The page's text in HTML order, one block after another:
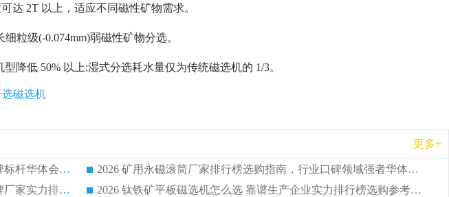
达 2T 以上，适应不同磁性矿物需求。
粒级(-0.074mm)弱磁性矿物分选。
降低 50% 以上;湿式分选耗水量仅为传统磁选机的 1/3。
磁选机
更多+
2026 矿用永磁滚筒厂家排行榜选购干货指南 行业口碑标杆华体会手机网页版-华体会(中国) 实力出众
2026 矿用永磁滚筒厂家排行榜选购指南，行业口碑领域强者华体会手机网页版-华体会(中国)
2026 钛铁矿平板磁选机选购全攻略 市场公认优质品牌厂家实力排行榜
2026 钛铁矿平板磁选机怎么选 靠谱生产企业实力排行榜选购参考攻略